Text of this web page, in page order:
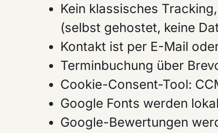
Kein klassisches
(selbst gehostet, keine
Kontakt ist per E-Mail
Terminbuchung über
Cookie-Consent-Tool:
Google Fonts werden
Google-Bewertungen